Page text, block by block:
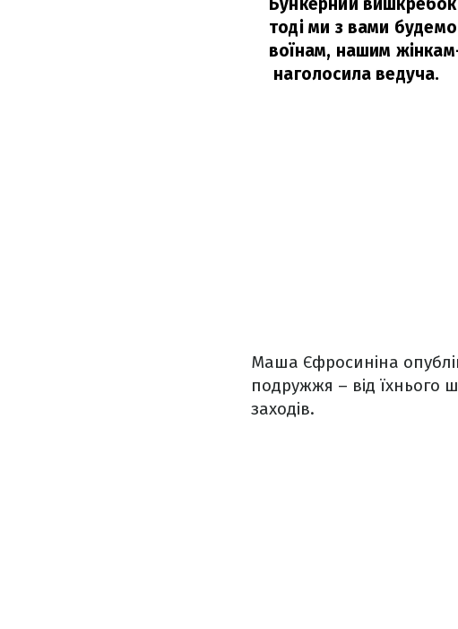
тоді ми з вами
воїнам, нашим
наголосила ведуча.
Маша Єфросиніна
подружжя – від їхнього
заходів.